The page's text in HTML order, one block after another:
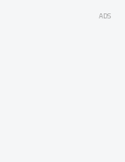
ADS